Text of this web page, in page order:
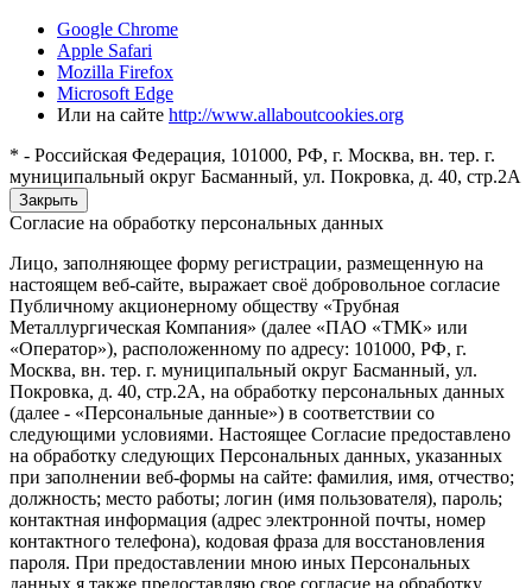
Google Chrome
Apple Safari
Mozilla Firefox
Microsoft Edge
Или на сайте http://www.allaboutcookies.org
* - Российская Федерация, 101000, РФ, г. Москва, вн. тер. г.
муниципальный округ Басманный, ул. Покровка, д. 40, стр.2А
Закрыть
Согласие на обработку персональных данных
Лицо, заполняющее форму регистрации, размещенную на
настоящем веб-сайте, выражает своё добровольное согласие
Публичному акционерному обществу «Трубная
Металлургическая Компания» (далее «ПАО «ТМК» или
«Оператор»), расположенному по адресу: 101000, РФ, г.
Москва, вн. тер. г. муниципальный округ Басманный, ул.
Покровка, д. 40, стр.2А, на обработку персональных данных
(далее - «Персональные данные») в соответствии со
следующими условиями. Настоящее Согласие предоставлено
на обработку следующих Персональных данных, указанных
при заполнении веб-формы на сайте: фамилия, имя, отчество;
должность; место работы; логин (имя пользователя), пароль;
контактная информация (адрес электронной почты, номер
контактного телефона), кодовая фраза для восстановления
пароля. При предоставлении мною иных Персональных
данных я также предоставляю свое согласие на обработку